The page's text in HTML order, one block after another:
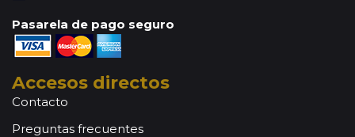
Pasarela de pago seguro
Accesos directos
Contacto
Preguntas frecuentes